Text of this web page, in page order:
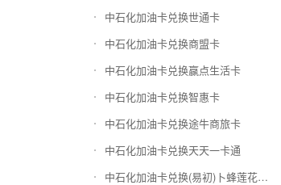
中石化加油卡兑换世通卡
中石化加油卡兑换商盟卡
中石化加油卡兑换赢点生活卡
中石化加油卡兑换智惠卡
中石化加油卡兑换途牛商旅卡
中石化加油卡兑换天天一卡通
中石化加油卡兑换(易初)卜蜂莲花礼品卡